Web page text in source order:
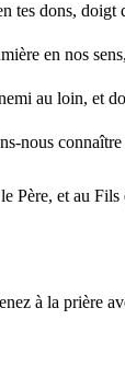
tes dons, doigt
en nos
au loin, et
nous
Père, et au Fils
à la prière